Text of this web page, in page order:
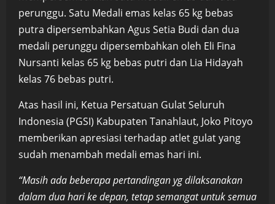
perunggu. Satu Medali emas kelas 65 kg bebas
putra dipersembahkan Agus Setia Budi dan dua
medali perunggu dipersembahkan oleh Eli Fina
Nursanti kelas 65 kg bebas putri dan Lia Hidayah
kelas 76 bebas putri.
Atas hasil ini, Ketua Persatuan Gulat Seluruh
Indonesia (PGSI) Kabupaten Tanahlaut, Joko Pitoyo
memberikan apresiasi terhadap atlet gulat yang
sudah menambah medali emas hari ini.
“Masih ada beberapa pertandingan yg dilaksanakan
dalam dua hari ke depan, tetap semangat untuk semua